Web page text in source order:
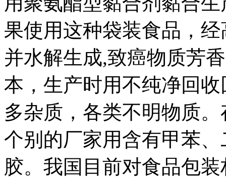
果使用这种袋装食品，
并水解生成,致癌物质芳
本，生产时用不纯净回
多杂质，各类不明物质
个别的厂家用含有甲苯
胶。我国目前对食品包